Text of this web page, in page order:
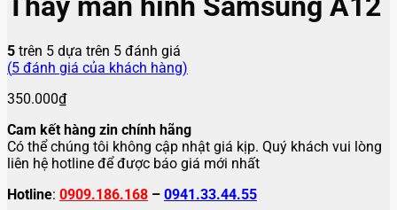
5 trên 5 dựa trên 5 đánh giá
(5 đánh giá của khách hàng)
350.000₫
Cam kết hàng zin chính hãng
Có thể chúng tôi không cập nhật giá kịp. Quý khách vui lòng
liên hệ hotline để được báo giá mới nhất
Hotline: 0909.186.168 – 0941.33.44.55